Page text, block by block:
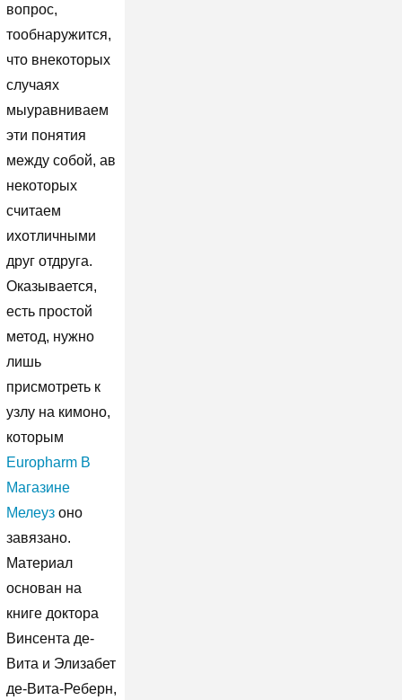
вопрос,
тообнаружится,
что внекоторых
случаях
мыуравниваем
эти понятия
между собой, ав
некоторых
считаем
ихотличными
друг отдруга.
Оказывается,
есть простой
метод, нужно
лишь
присмотреть к
узлу на кимоно,
которым
Europharm В
Магазине
Мелеузоно
завязано.
Материал
основан на
книге доктора
Винсента де-
Вита и Элизабет
де-Вита-Реберн,